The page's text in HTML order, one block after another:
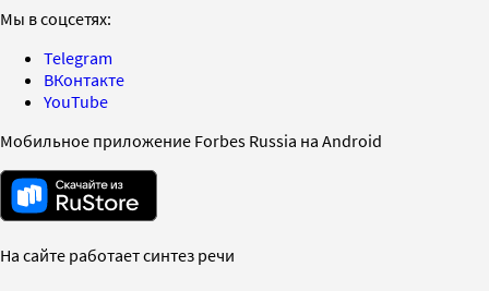
Мы в соцсетях:
Telegram
ВКонтакте
YouTube
Мобильное приложение Forbes Russia на Android
На сайте работает синтез речи